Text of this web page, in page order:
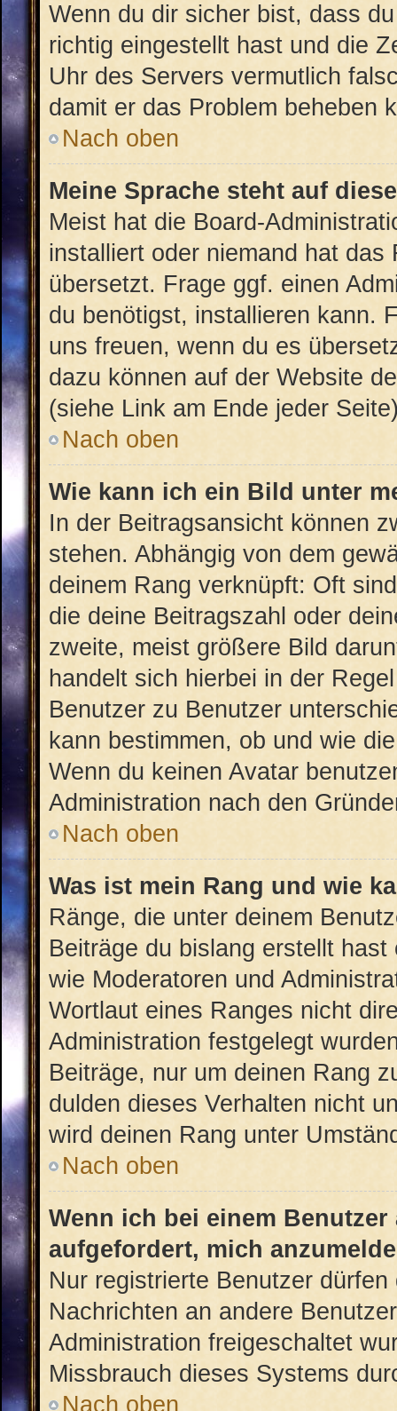
Wenn du dir sicher bist, dass
richtig eingestellt hast und die
Uhr des Servers vermutlich
damit er das Problem beheben
Nach oben
Meine Sprache steht auf
Meist hat die Board-
installiert oder niemand hat
übersetzt. Frage ggf. einen
du benötigst, installieren kann.
uns freuen, wenn du es
dazu können auf der Website
(siehe Link am Ende jeder
Nach oben
Wie kann ich ein Bild unter
In der Beitragsansicht können
stehen. Abhängig von dem
deinem Rang verknüpft: Oft
die deine Beitragszahl oder
zweite, meist größere Bild
handelt sich hierbei in der
Benutzer zu Benutzer
kann bestimmen, ob und wie
Wenn du keinen Avatar
Administration nach den
Nach oben
Was ist mein Rang und wie
Ränge, die unter deinem
Beiträge du bislang erstellt
wie Moderatoren und
Wortlaut eines Ranges nicht
Administration festgelegt
Beiträge, nur um deinen Rang
dulden dieses Verhalten nicht
wird deinen Rang unter
Nach oben
Wenn ich bei einem
aufgefordert, mich
Nur registrierte Benutzer
Nachrichten an andere
Administration freigeschaltet
Missbrauch dieses Systems
Nach oben